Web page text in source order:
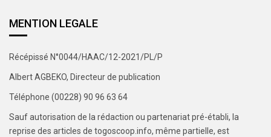
MENTION LEGALE
Récépissé N°0044/HAAC/12-2021/PL/P
Albert AGBEKO, Directeur de publication
Téléphone (00228) 90 96 63 64
Sauf autorisation de la rédaction ou partenariat pré-établi, la
reprise des articles de togoscoop.info, même partielle, est